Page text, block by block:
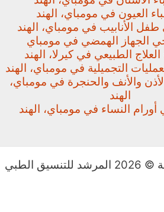
العيون في مومباي، الهند
الأنابيب في مومباي، الهند
الجهاز الهمضي في مومباي
الطبيعي في كيرلا، الهند
التجميلية في مومباي، الهند
والأنف والحنجرة في مومباي،
الهند
النساء في مومباي، الهند
الطبي